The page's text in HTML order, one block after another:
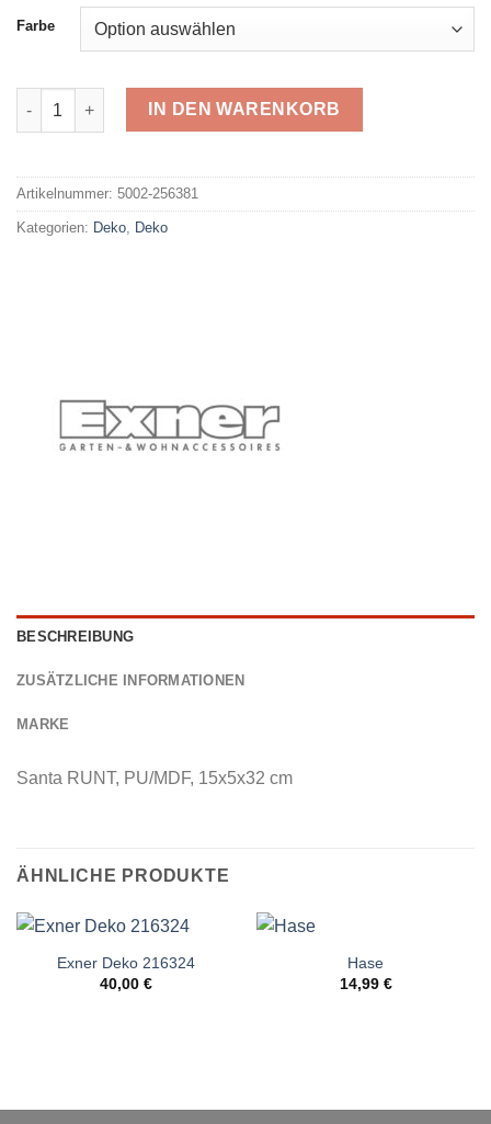
Farbe
Exner 256381 Menge
IN DEN WARENKORB
Artikelnummer: 5002-256381
Kategorien: Deko Deko
BESCHREIBUNG
ZUSÄTZLICHE INFORMATIONEN
MARKE
Santa RUNT, PU/MDF, 15x5x32 cm
ÄHNLICHE PRODUKTE
Exner Deko 216324
40,00 €
Hase
14,99 €